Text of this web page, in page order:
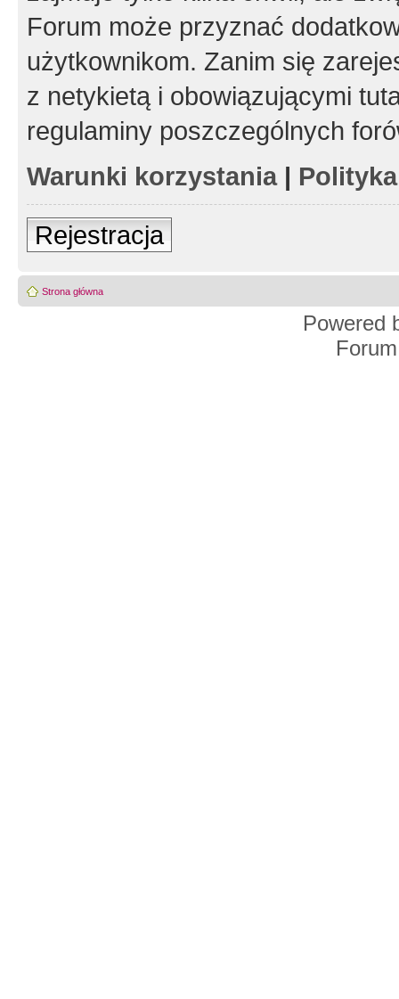
Forum może przyznać
użytkownikom. Zanim się
z netykietą i obowiązującymi
regulaminy poszczególnych
Warunki korzystania|
Rejestracja
Strona główna
Powered